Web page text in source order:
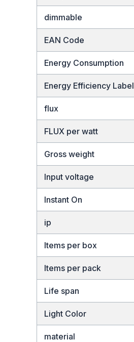
dimmable
EAN Code
Energy Consumption
Energy Efficiency Label
flux
FLUX per watt
Gross weight
Input voltage
Instant On
ip
Items per box
Items per pack
Life span
Light Color
material